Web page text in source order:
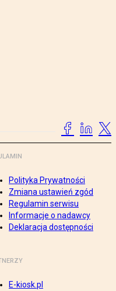
Polityka Prywatności
Zmiana ustawień zgód
Regulamin serwisu
Informacje o nadawcy
Deklaracja dostępności
E-kiosk.pl